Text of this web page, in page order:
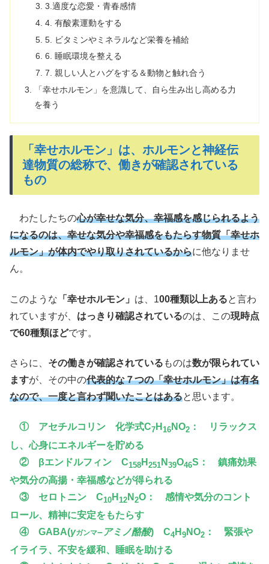
3.適度な恋愛・青春感情
4. 有酸素運動をする
5. ビタミンやミネラルなど栄養を補給
6. 睡眠環境を整える
7. 親しい人とハグをする＆動物と触れ合う
「幸せホルモン」を意識して、自ら生み出し高める力
を養う
「幸せホルモン」は、ホルモンと神経伝
達物質の総称で、働きが確認されている
もの
わたしたちの心が幸せな気分、幸福感を感じられるよう
になるのは、幸せな気分や幸福感をもたらす物質「幸せホ
ルモン」が体内でやり取りされているからに他なりませ
ん。
このような 「幸せホルモン」 は、100種類以上あると言わ
れていますが、 はっきり確認されているのは、この現時点
で60種類ほどです。
さらに、 その働きが確認されている ものは数が限られてい
ますが、その中の代表的な７つの「幸せホルモン」は有名
なので、一度と言わず聞いたことはあると思います。
① アセチルコリン 化学式C7 H 16 NO2 ： リラックス
し、心身にエネルギーを貯める
② βエンドルフィン C158 H 251 N 39O46S： 鎮痛効果
や気分の高揚・幸福感などが得られる
③ セロトニン C10 H 12 N 2O： 感情や気分のコント
ロール、精神に安定をもたらす
④ GABA(γガンマ– アミノ酪酸) C4 H 9 NO2 ： 緊張や
イライラ、不安を緩和、睡眠を助ける